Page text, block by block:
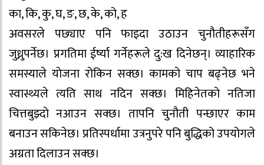
का, कि, कु, घ, ङ, छ, के, को, ह
अवसरले पछ्याए पनि फाइदा उठाउन चुनौतीहरूसँग
जुध्नुपर्नेछ। प्रगतिमा ईर्ष्या गर्नेहरूले दु:ख दिनेछन्। व्याहारिक
समस्याले याेजना रोकिन सक्छ। कामकाे चाप बढ्नेछ भने
स्वास्थ्यले त्यति साथ नदिन सक्छ। मिहिनेतकाे नतिजा
चित्तबुझ्दाे नआउन सक्छ। तापनि चुनौती पन्छाएर काम
बनाउन सकिनेछ। प्रतिस्पर्धामा उत्रनुपरे पनि बुद्धिको उपयोगले
अग्रता दिलाउन सक्छ।